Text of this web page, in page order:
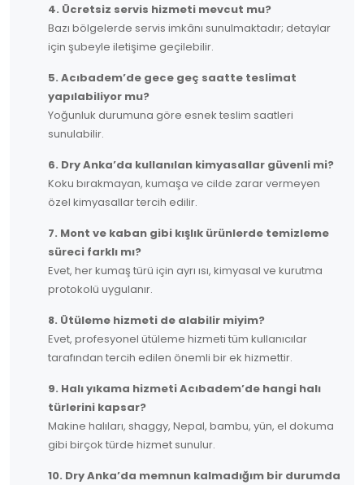
4. Ücretsiz servis hizmeti mevcut mu?
Bazı bölgelerde servis imkânı sunulmaktadır; detaylar
için şubeyle iletişime geçilebilir.
5. Acıbadem’de gece geç saatte teslimat
yapılabiliyor mu?
Yoğunluk durumuna göre esnek teslim saatleri
sunulabilir.
6. Dry Anka’da kullanılan kimyasallar güvenli mi?
Koku bırakmayan, kumaşa ve cilde zarar vermeyen
özel kimyasallar tercih edilir.
7. Mont ve kaban gibi kışlık ürünlerde temizleme
süreci farklı mı?
Evet, her kumaş türü için ayrı ısı, kimyasal ve kurutma
protokolü uygulanır.
8. Ütüleme hizmeti de alabilir miyim?
Evet, profesyonel ütüleme hizmeti tüm kullanıcılar
tarafından tercih edilen önemli bir ek hizmettir.
9. Halı yıkama hizmeti Acıbadem’de hangi halı
türlerini kapsar?
Makine halıları, shaggy, Nepal, bambu, yün, el dokuma
gibi birçok türde hizmet sunulur.
10. Dry Anka’da memnun kalmadığım bir durumda